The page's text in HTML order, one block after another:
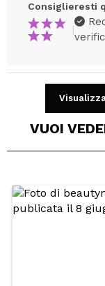
Consiglieresti
|
VUOI